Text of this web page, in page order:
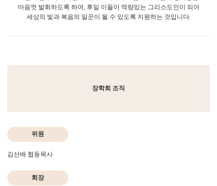
마음껏 발휘하도록 하여, 후일 이들이 역량있는 그리스도인이 되어
세상의 빛과 복음의 일꾼이 될 수 있도록 지원하는 것입니다.
장학회 조직
위원
김선배 협동목사
회장